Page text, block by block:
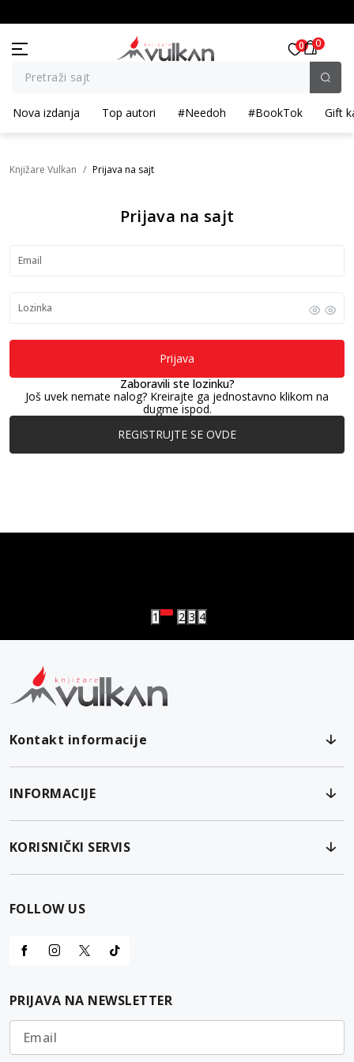
Pretraži sajt
0 0
Nova izdanja Top autori #Needoh #BookTok Gift
Knjižare Vulkan Prijava na sajt
Prijava na sajt
Email
Lozinka
Prijava
Zaboravili ste lozinku?
Još uvek nemate nalog? Kreirajte ga jednostavno klikom na
dugme ispod.
REGISTRUJTE SE OVDE
1 2 3 4
Kontakt informacije
INFORMACIJE
KORISNIČKI SERVIS
FOLLOW US
PRIJAVA NA NEWSLETTER
Email